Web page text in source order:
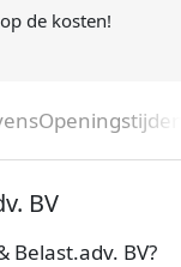
de kosten!
BV
Belast.adv. BV?